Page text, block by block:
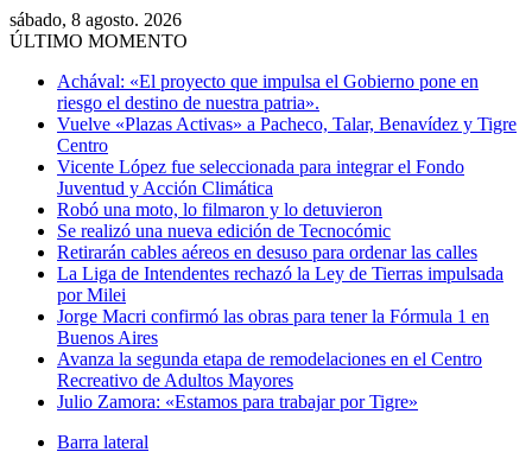
sábado, 8 agosto. 2026
ÚLTIMO MOMENTO
Achával: «El proyecto que impulsa el Gobierno pone en
riesgo el destino de nuestra patria».
Vuelve «Plazas Activas» a Pacheco, Talar, Benavídez y Tigre
Centro
Vicente López fue seleccionada para integrar el Fondo
Juventud y Acción Climática
Robó una moto, lo filmaron y lo detuvieron
Se realizó una nueva edición de Tecnocómic
Retirarán cables aéreos en desuso para ordenar las calles
La Liga de Intendentes rechazó la Ley de Tierras impulsada
por Milei
Jorge Macri confirmó las obras para tener la Fórmula 1 en
Buenos Aires
Avanza la segunda etapa de remodelaciones en el Centro
Recreativo de Adultos Mayores
Julio Zamora: «Estamos para trabajar por Tigre»
Barra lateral